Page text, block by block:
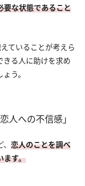
要な状態であること
ていることが考えら
きる人に助けを求め
う。
人への不信感」
恋人のことを調べ
ます。